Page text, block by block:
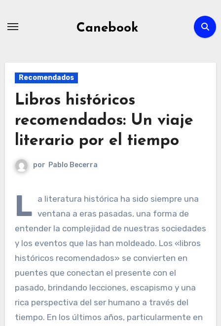
Canebook
Recomendados
Libros históricos
recomendados: Un viaje
literario por el tiempo
por Pablo Becerra
L a literatura histórica ha sido siempre una
ventana a eras pasadas, una forma de
entender la complejidad de nuestras sociedades
y los eventos que las han moldeado. Los «libros
históricos recomendados» se convierten en
puentes que conectan el presente con el
pasado, brindando lecciones, escapismo y una
rica perspectiva del ser humano a través del
tiempo. En los últimos años, particularmente en